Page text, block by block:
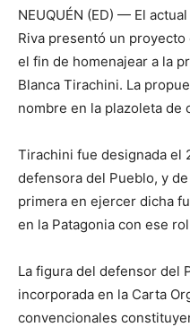
NEUQUÉN (ED) — El
Riva presentó un
el fin de homenajear a la
Blanca Tirachini. La
nombre en la plazoleta de
Tirachini fue designada el
defensora del Pueblo, y
primera en ejercer dicha
en la Patagonia con ese
La figura del defensor del
incorporada en la Carta
convencionales